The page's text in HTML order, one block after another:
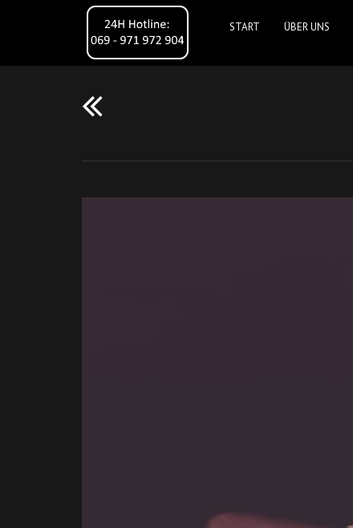
START ÜBER UNS